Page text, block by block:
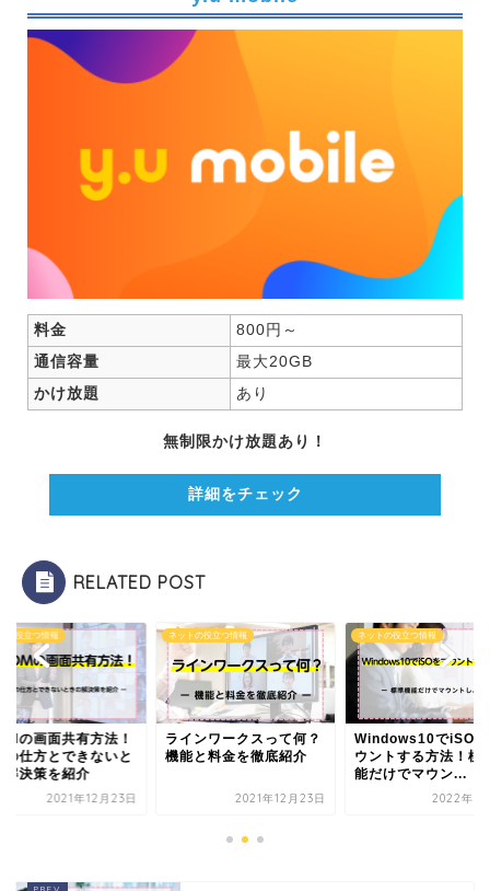
料金
800円～
通信容量
最大20GB
かけ放題
あり
無制限かけ放題あり！
詳細をチェック
RELATED POST
の役立つ情報
の画面共有方法！
の仕方とできないと
解決策を紹介
2021年12月23日
ネットの役立つ情報
ラインワークスって何？
機能と料金を徹底紹介
2021年12月23日
ネットの役立つ情報
Windows10でiSO
ウントする方法！標
能だけでマウン...
2022年1